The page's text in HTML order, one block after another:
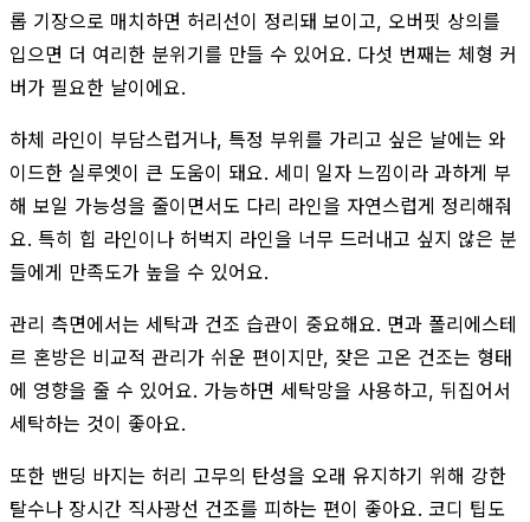
롭 기장으로 매치하면 허리선이 정리돼 보이고, 오버핏 상의를
입으면 더 여리한 분위기를 만들 수 있어요. 다섯 번째는 체형 커
버가 필요한 날이에요.
하체 라인이 부담스럽거나, 특정 부위를 가리고 싶은 날에는 와
이드한 실루엣이 큰 도움이 돼요. 세미 일자 느낌이라 과하게 부
해 보일 가능성을 줄이면서도 다리 라인을 자연스럽게 정리해줘
요. 특히 힙 라인이나 허벅지 라인을 너무 드러내고 싶지 않은 분
들에게 만족도가 높을 수 있어요.
관리 측면에서는 세탁과 건조 습관이 중요해요. 면과 폴리에스테
르 혼방은 비교적 관리가 쉬운 편이지만, 잦은 고온 건조는 형태
에 영향을 줄 수 있어요. 가능하면 세탁망을 사용하고, 뒤집어서
세탁하는 것이 좋아요.
또한 밴딩 바지는 허리 고무의 탄성을 오래 유지하기 위해 강한
탈수나 장시간 직사광선 건조를 피하는 편이 좋아요. 코디 팁도